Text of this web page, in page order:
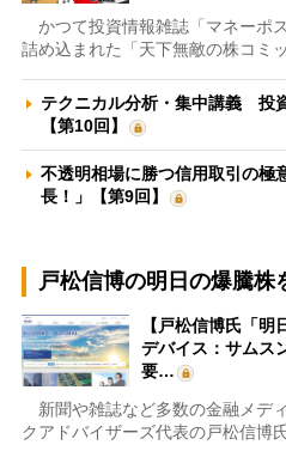
かつて投資情報雑誌「マネーポ
詰め込まれた「天下無敵の株コミ
テクニカル分析・集中講義 投
【第10回】
不透明相場に勝つ信用取引の
長！」【第9回】
戸松信博の明日の爆騰株
【戸松信博氏「
デバイス：サムス
要…
新聞や雑誌など多数の金融メデ
クアドバイザーズ代表の戸松信博